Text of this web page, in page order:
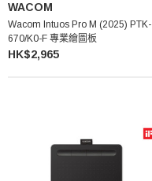
WACOM
Wacom Intuos Pro M (2025) PTK-
670/K0-F 專業繪圖板
HK$2,965